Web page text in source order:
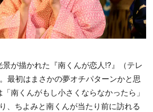
が描かれた『南くんが恋人!?』（テレ
最初はまさかの夢オチパターンかと思
南くんがもし小さくならなかったら」
、ちよみと南くんが当たり前に訪れる